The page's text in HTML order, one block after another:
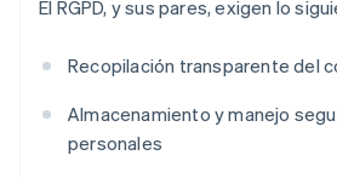
El RGPD, y sus pares, exigen lo
Recopilación transparente del
Almacenamiento y manejo
personales